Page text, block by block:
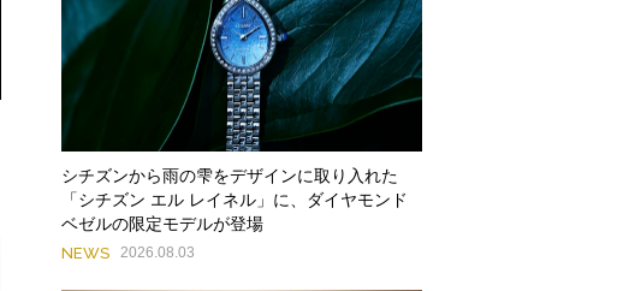
シチズンから雨の雫をデザインに取り入れた
「シチズン エル レイネル」に、ダイヤモンド
ベゼルの限定モデルが登場
NEWS 2026.08.03